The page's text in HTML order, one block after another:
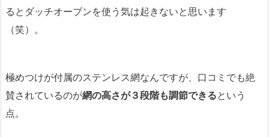
るとダッチオーブンを使う気は起きないと思います
（笑）。
極めつけが付属のステンレス網なんですが、口コミでも絶
賛されているのが網の高さが３段階も調節できるという
点。